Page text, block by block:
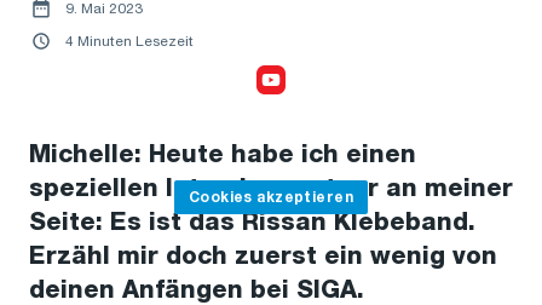
9. Mai 2023
4 Minuten Lesezeit
Cookies akzeptieren
Michelle: Heute habe ich einen
speziellen Interviewpartner an meiner
Seite: Es ist das Rissan Klebeband.
Erzähl mir doch zuerst ein wenig von
deinen Anfängen bei SIGA.